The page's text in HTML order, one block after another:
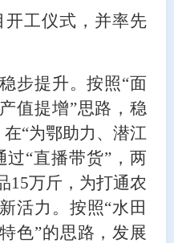
工仪式，并率先
步提升。按照“面
值提增”思路，稳
在“为鄂助力、潜江
过“直播带货”，两
15万斤， 为打通农
活力 。按照“水田
色”的思路，发展